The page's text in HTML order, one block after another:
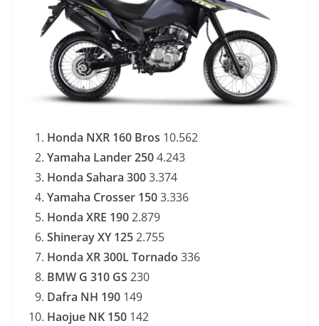
Honda NXR 160 Bros 10.562
Yamaha Lander 2504.243
Honda Sahara 3003.374
Yamaha Crosser 1503.336
Honda XRE 1902.879
Shineray XY 1252.755
Honda XR 300L Tornado 336
BMW G 310 GS 230
Dafra NH 190 149
Haojue NK 150 142